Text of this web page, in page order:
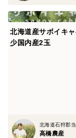
北海道産サボイキ
少国内産2玉
北海道石狩郡
高橋農産